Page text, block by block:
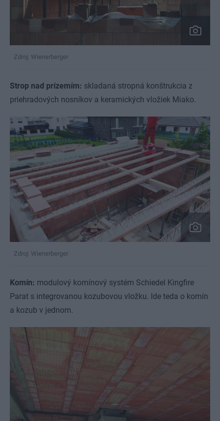
Zdroj: Wienerberger
Strop nad prízemím: skladaná stropná konštrukcia z
priehradových nosníkov a keramických vložiek Miako.
Zdroj: Wienerberger
Komín: modulový komínový systém Schiedel Kingfire
Parat s integrovanou kozubovou vložku. Ide teda o komín
a kozub v jednom.